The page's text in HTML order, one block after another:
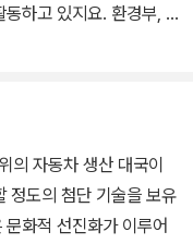
하고 있지요. 환경부, 국
을 썼답니다.
정도의 첨단 기술을 보유
화적 선진화가 이루어